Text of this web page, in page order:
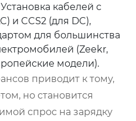
кабелей с
и CCS2 (для DC),
для большинства
(Zeekr,
модели).
приводит к тому,
но становится
спрос на зарядку